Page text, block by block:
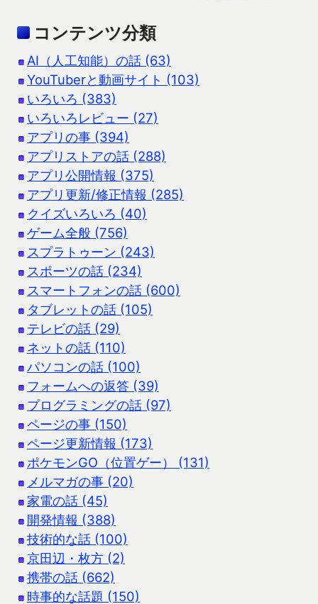
コンテンツ分類
AI（人工知能）の話 (63)
YouTuberと動画サイト (103)
いろいろ (383)
いろいろレビュー (27)
アプリの事 (394)
アプリストアの話 (288)
アプリ公開情報 (375)
アプリ更新/修正情報 (285)
クイズいろいろ (40)
ゲーム全般 (756)
スプラトゥーン (243)
スポーツの話 (234)
スマートフォンの話 (600)
タブレットの話 (105)
テレビの話 (29)
ネットの話 (110)
パソコンの話 (100)
フォームへの返答 (39)
プログラミングの話 (97)
ページの事 (150)
ページ更新情報 (173)
ポケモンGO（位置ゲー） (131)
メルマガの事 (20)
家電の話 (45)
開発情報 (388)
技術的な話 (100)
京田辺・枚方 (2)
携帯の話 (662)
時事的な話題 (150)